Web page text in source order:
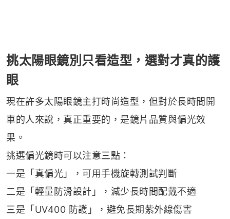
挑太陽眼鏡別只看造型，選對才真的護
眼
現在許多太陽眼鏡主打時尚造型，但對於長時間開
車的人來說，真正重要的，是鏡片品質與偏光效
果。
挑選偏光鏡時可以注意三點：
一是「真偏光」，可用手機旋轉測試判斷
二是「輕量防滑設計」，減少長時間配戴不適
三是「UV400 防護」，避免長期紫外線傷害